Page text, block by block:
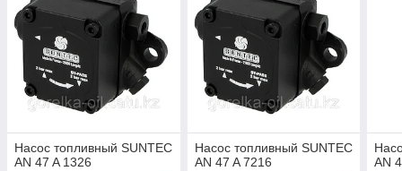
Насос топливный SUNTEC
AN 47 A 1326
Насос топливный SUNTEC
AN 47 A 7216
AN